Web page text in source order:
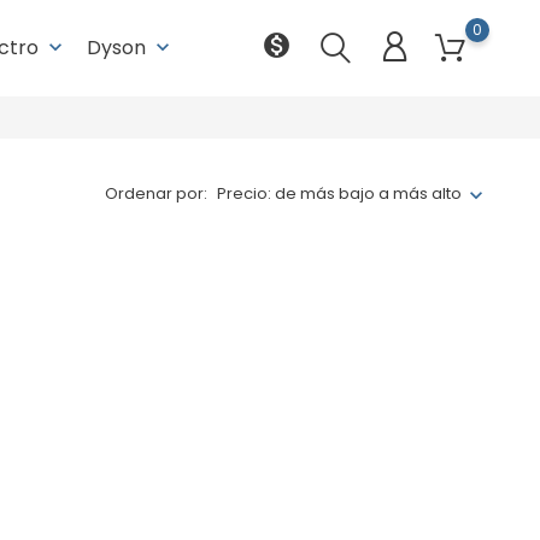
keyboard_arrow_down Dyson keyboard_arrow_down
0
monetization_on
Ordenar por: Precio: de más bajo a más alto